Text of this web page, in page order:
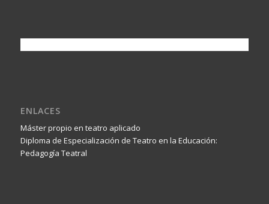
ENLACES
Máster propio en teatro aplicado
Diploma de Especialización de Teatro en la Educación:
Pedagogía Teatral